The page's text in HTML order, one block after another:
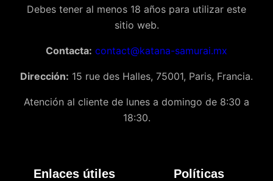
Debes tener al menos 18 años para utilizar este
sitio web.
Contacta: contact@katana-samurai.mx
Dirección: 15 rue des Halles, 75001, Paris, Francia.
Atención al cliente de lunes a domingo de 8:30 a
18:30.
Enlaces útiles Políticas